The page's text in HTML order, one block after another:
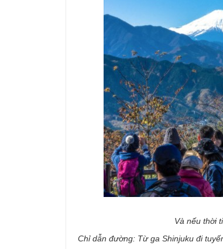
Và nếu thời
Chỉ dẫn đường: Từ ga Shinjuku đi